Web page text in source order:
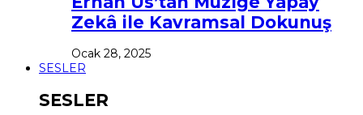
Zekâ ile Kavramsal Dokunuş
Ocak 28, 2025
SESLER
SESLER